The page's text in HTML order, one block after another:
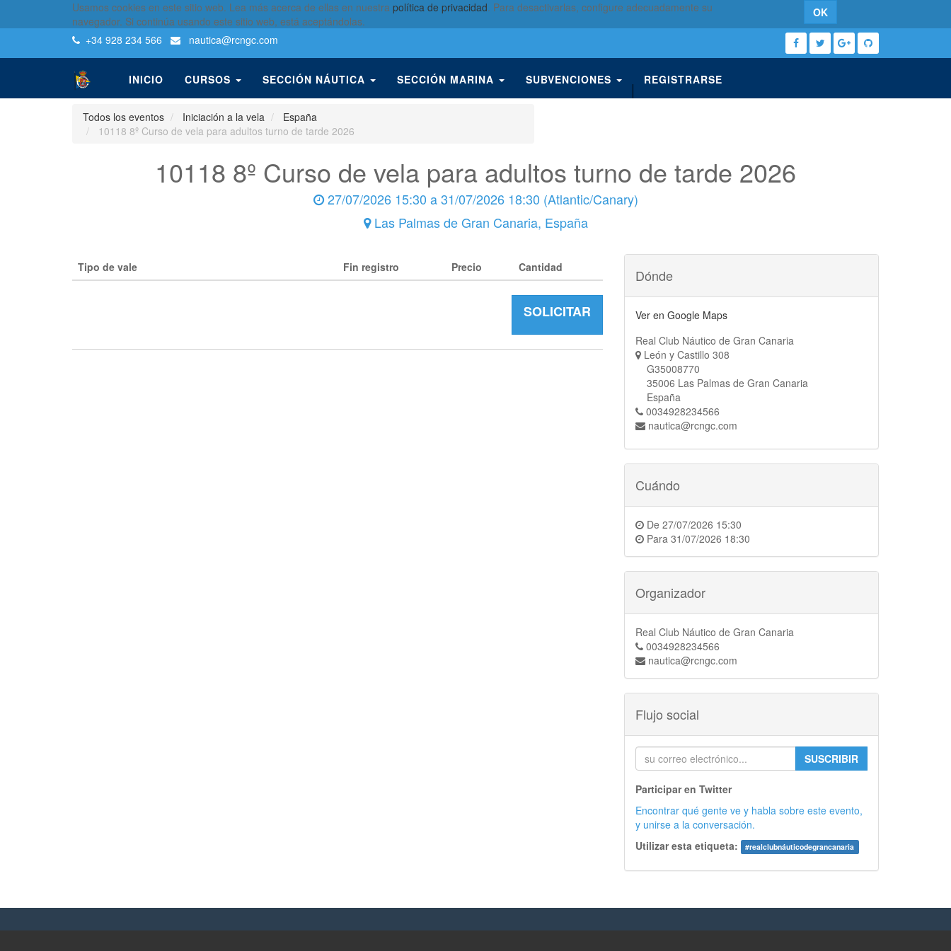
Usamos cookies en este sitio web. Lea más acerca de ellas en nuestra política de privacidad. Para desactivarlas, configure adecuadamente su
navegador. Si continúa usando este sitio web, está aceptándolas.
OK
+34 928 234 566
nautica@rcngc.com
INICIO CURSOS SECCIÓN NÁUTICA SECCIÓN MARINA SUBVENCIONES REGISTRARSE
Todos los eventos Iniciación a la vela
España
10118 8º Curso de vela para adultos turno de tarde 2026
10118 8º Curso de vela para adultos turno de tarde 2026
27/07/2026 15:30 a31/07/2026 18:30 (Atlantic/Canary)
Las Palmas de Gran Canaria, España
Tipo de vale Fin registro Precio Cantidad
SOLICITAR
Dónde
Ver en Google Maps
Real Club Náutico de Gran Canaria
León y Castillo 308
G35008770
35006 Las Palmas de Gran Canaria
España
0034928234566
nautica@rcngc.com
Cuándo
De 27/07/2026 15:30
Para 31/07/2026 18:30
Organizador
Real Club Náutico de Gran Canaria
0034928234566
nautica@rcngc.com
Flujo social
SUSCRIBIR
Participar en Twitter
Encontrar qué gente ve y habla sobre este evento,
y unirse a la conversación.
Utilizar esta etiqueta:
#realclubnáuticodegrancanaria